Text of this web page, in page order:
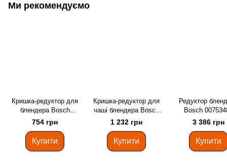
Ми рекомендуємо
Кришка-редуктор для
блендера Bosch
12033692
754 грн
Купити
Кришка-редуктор для
чаші блендера Bosch
00644951
1 232 грн
Купити
Редуктор
Bosch
3 386 грн
Купити